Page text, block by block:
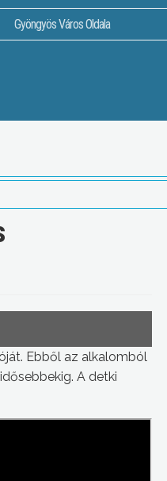
Gyöngyös Város Oldala
Ebből az alkalomból
A detki